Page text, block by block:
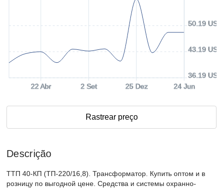
22 Abr 2 Set 25 Dez 24 Jun
36.19 USD
43.19 USD
50.19 USD
Rastrear preço
Descrição
ТТП 40-КП (ТП-220/16,8). Трансформатор. Купить оптом и в
розницу по выгодной цене. Средства и системы охранно-